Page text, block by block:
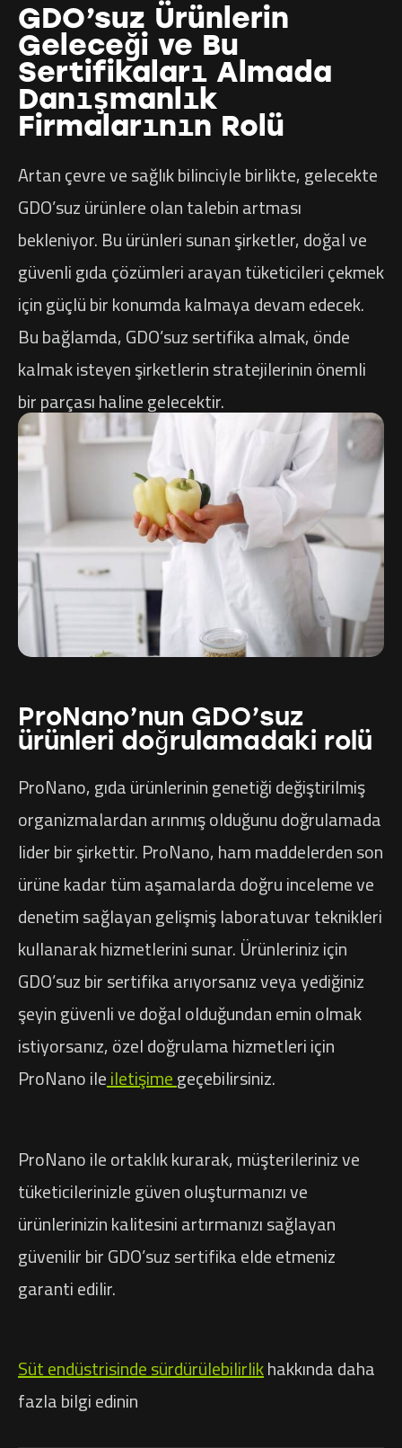
GDO’suz Ürünlerin
Geleceği ve Bu
Sertifikaları Almada
Danışmanlık
Firmalarının Rolü
Artan çevre ve sağlık bilinciyle birlikte, gelecekte
GDO’suz ürünlere olan talebin artması
bekleniyor. Bu ürünleri sunan şirketler, doğal ve
güvenli gıda çözümleri arayan tüketicileri çekmek
için güçlü bir konumda kalmaya devam edecek.
Bu bağlamda, GDO’suz sertifika almak, önde
kalmak isteyen şirketlerin stratejilerinin önemli
bir parçası haline gelecektir.
ProNano’nun GDO’suz
ürünleri doğrulamadaki rolü
ProNano, gıda ürünlerinin genetiği değiştirilmiş
organizmalardan arınmış olduğunu doğrulamada
lider bir şirkettir. ProNano, ham maddelerden son
ürüne kadar tüm aşamalarda doğru inceleme ve
denetim sağlayan gelişmiş laboratuvar teknikleri
kullanarak hizmetlerini sunar. Ürünleriniz için
GDO’suz bir sertifika arıyorsanız veya yediğiniz
şeyin güvenli ve doğal olduğundan emin olmak
istiyorsanız, özel doğrulama hizmetleri için
ProNano ileiletişimegeçebilirsiniz.
ProNano ile ortaklık kurarak, müşterileriniz ve
tüketicilerinizle güven oluşturmanızı ve
ürünlerinizin kalitesini artırmanızı sağlayan
güvenilir bir GDO’suz sertifika elde etmeniz
garanti edilir.
Süt endüstrisinde sürdürülebilirlikhakkında daha
fazla bilgi edinin